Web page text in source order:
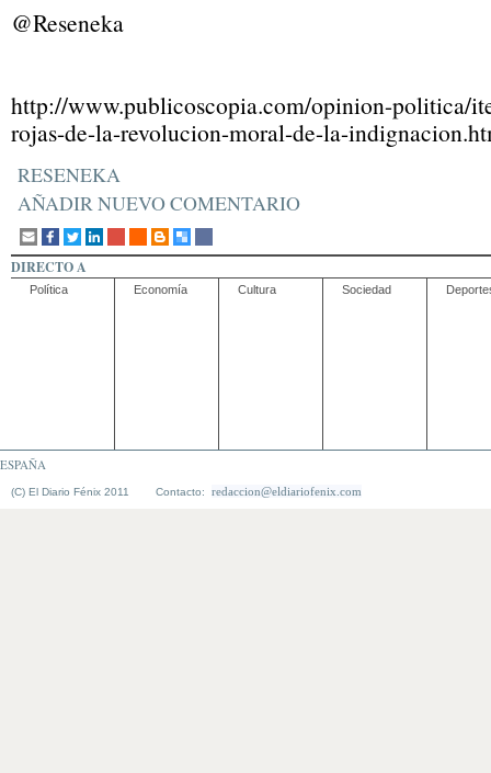
@Reseneka
http://www.publicoscopia.com/opinion-politica/
rojas-de-la-revolucion-moral-de-la-
RESENEKA
AÑADIR NUEVO COMENTARIO
DIRECTO A
Política Economía Cultura Sociedad
ESPAÑA
(C) El Diario Fénix 2011 Contacto: redaccion@eldiariofenix.com